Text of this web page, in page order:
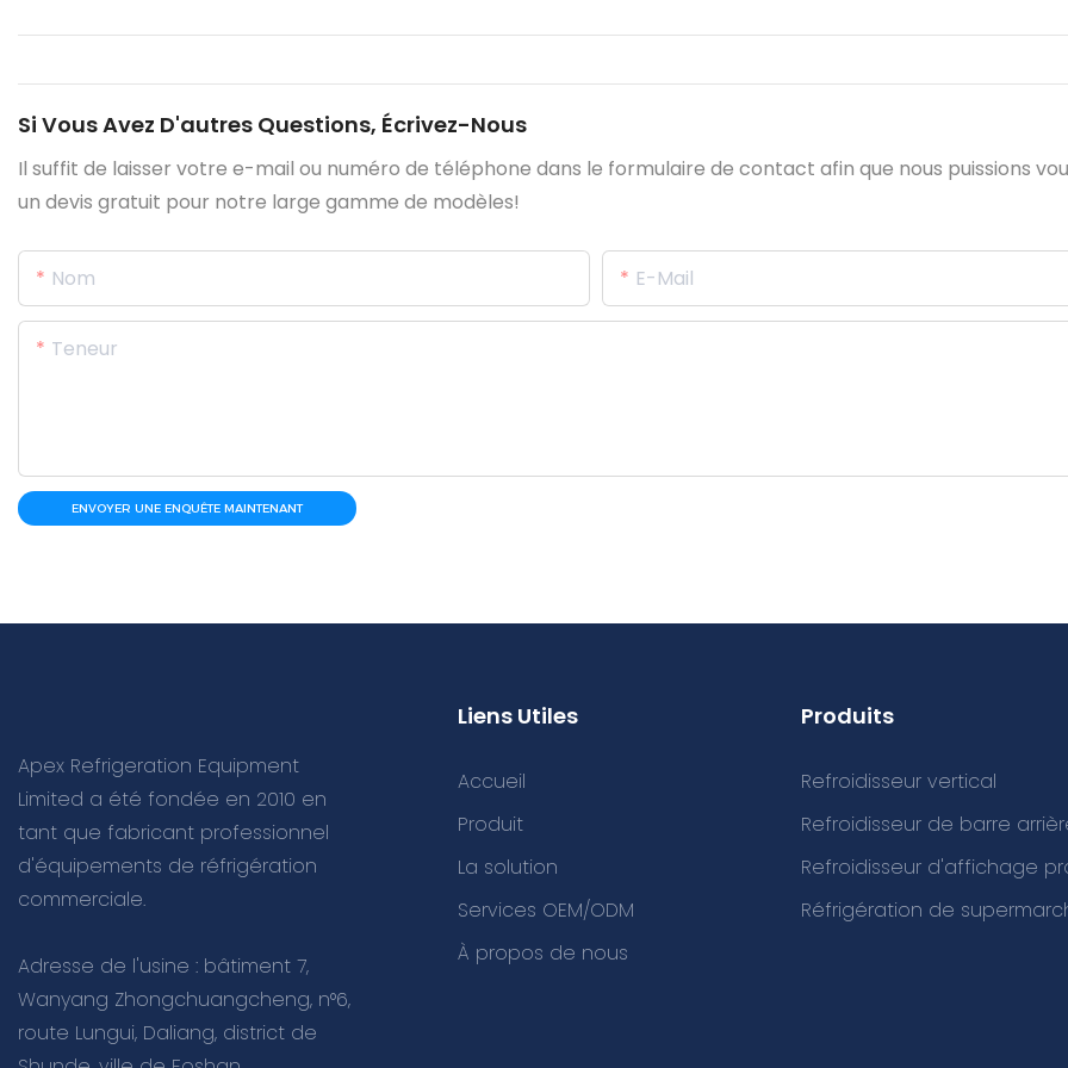
Si Vous Avez D'autres Questions, Écrivez-Nous
Il suffit de laisser votre e-mail ou numéro de téléphone dans le formulaire de contact afin que nous puissions
un devis gratuit pour notre large gamme de modèles!
Nom E-Mail
Teneur
ENVOYER UNE ENQUÊTE MAINTENANT
Apex Refrigeration Equipment
Limited a été fondée en 2010 en
tant que fabricant professionnel
d'équipements de réfrigération
commerciale.
Adresse de l'usine : bâtiment 7,
Wanyang Zhongchuangcheng, n°6,
route Lungui, Daliang, district de
Liens Utiles
Accueil
Produit
La solution
Services OEM/ODM
À propos de nous
Produits
Refroidisseur vertical
Refroidisseur de barre
Refroidisseur d'affichage
Réfrigération de